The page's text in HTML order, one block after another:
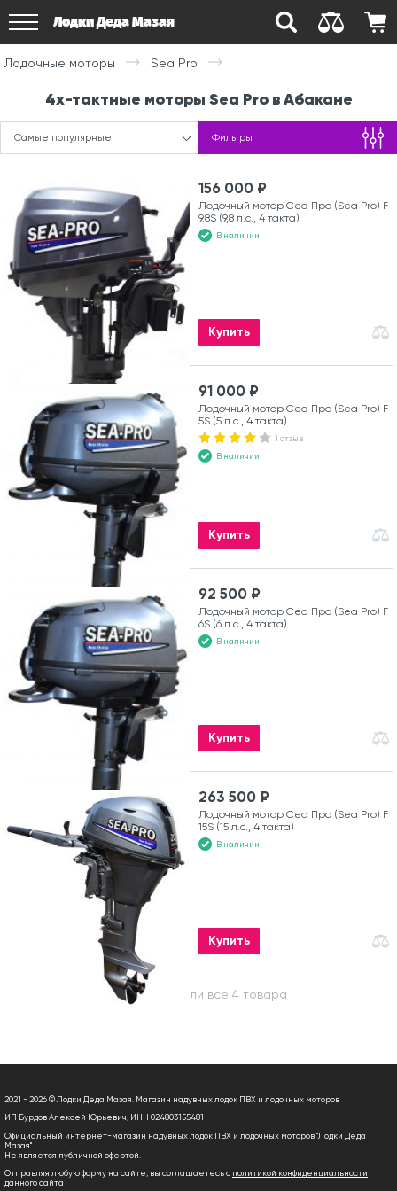
Лодки Деда Мазая
Лодочные моторы Sea Pro
4х-тактные моторы Sea Pro в Абакане
Самые популярные Фильтры
156 000 ₽
Лодочный мотор Сеа Про (Sea Pro) F
9.8S (9,8 л.с., 4 такта)
В наличии
Купить
91 000 ₽
Лодочный мотор Сеа Про (Sea Pro) F
5S (5 л.с., 4 такта)
1 отзыв
В наличии
Купить
92 500 ₽
Лодочный мотор Сеа Про (Sea Pro) F
6S (6 л.с., 4 такта)
В наличии
Купить
263 500 ₽
Лодочный мотор Сеа Про (Sea Pro) F
15S (15 л.с., 4 такта)
В наличии
Купить
Вы посмотрели все 4 товара
2021 - 2026 © Лодки Деда Мазая. Магазин надувных лодок ПВХ и лодочных моторов
ИП Бурдов Алексей Юрьевич, ИНН 024803155481
Официальный интернет-магазин надувных лодок ПВХ и лодочных моторов "Лодки Деда
Мазая"
Не является публичной офертой.
Отправляя любую форму на сайте, вы соглашаетесь с политикой конфиденциальности
данного сайта